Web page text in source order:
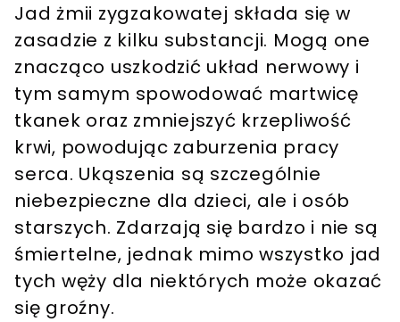
Jad żmii zygzakowatej składa się w
zasadzie z kilku substancji. Mogą one
znacząco uszkodzić układ nerwowy i
tym samym spowodować martwicę
tkanek oraz zmniejszyć krzepliwość
krwi, powodując zaburzenia pracy
serca. Ukąszenia są szczególnie
niebezpieczne dla dzieci, ale i osób
starszych. Zdarzają się bardzo i nie są
śmiertelne, jednak mimo wszystko jad
tych węży dla niektórych może okazać
się groźny.